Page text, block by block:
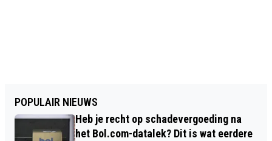
POPULAIR NIEUWS
Heb je recht op schadevergoeding na
het Bol.com-datalek? Dit is wat eerdere